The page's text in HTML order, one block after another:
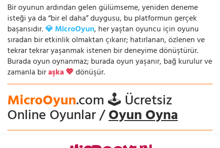
Bir oyunun ardından gelen gülümseme, yeniden deneme
isteği ya da “bir el daha” duygusu, bu platformun gerçek
başarısıdır.💎 MicroOyun, her yaştan oyuncu için oyunu
sıradan bir etkinlik olmaktan çıkarır; hatırlanan, özlenen ve
tekrar tekrar yaşanmak istenen bir deneyime dönüştürür.
Burada oyun oynanmaz; burada oyun yaşanır, bağ kurulur ve
zamanla biraşka 💖dönüşür.
MicroOyun.com 🕹️ Ücretsiz
Online Oyunlar /Oyun Oyna